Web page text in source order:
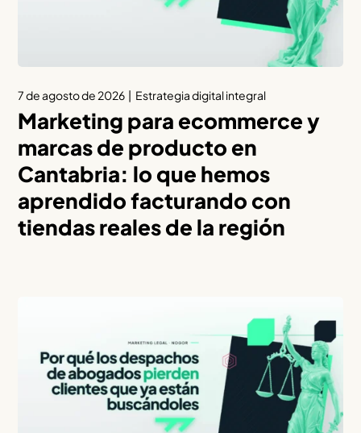
7 de agosto de 2026 Estrategia digital integral
Marketing para ecommerce y
marcas de producto en
Cantabria: lo que hemos
aprendido facturando con
tiendas reales de la región